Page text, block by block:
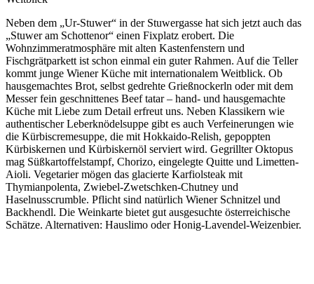
Neben dem „Ur-Stuwer“ in der Stuwergasse hat sich jetzt auch das
„Stuwer am Schottenor“ einen Fixplatz erobert. Die
Wohnzimmeratmosphäre mit alten Kastenfenstern und
Fischgrätparkett ist schon einmal ein guter Rahmen. Auf die Teller
kommt junge Wiener Küche mit internationalem Weitblick. Ob
hausgemachtes Brot, selbst gedrehte Grießnockerln oder mit dem
Messer fein geschnittenes Beef tatar – hand- und hausgemachte
Küche mit Liebe zum Detail erfreut uns. Neben Klassikern wie
authentischer Leberknödelsuppe gibt es auch Verfeinerungen wie
die Kürbiscremesuppe, die mit Hokkaido-Relish, gepoppten
Kürbiskernen und Kürbiskernöl serviert wird. Gegrillter Oktopus
mag Süßkartoffelstampf, Chorizo, eingelegte Quitte und Limetten-
Aioli. Vegetarier mögen das glacierte Karfiolsteak mit
Thymianpolenta, Zwiebel-Zwetschken-Chutney und
Haselnusscrumble. Pflicht sind natürlich Wiener Schnitzel und
Backhendl. Die Weinkarte bietet gut ausgesuchte österreichische
Schätze. Alternativen: Hauslimo oder Honig-Lavendel-Weizenbier.